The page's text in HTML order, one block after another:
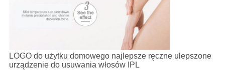
LOGO do użytku domowego najlepsze ręczne ulepszone
urządzenie do usuwania włosów IPL